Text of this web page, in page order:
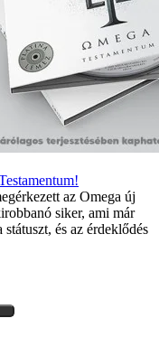
az Omega új
siker, ami már
és az érdeklődés